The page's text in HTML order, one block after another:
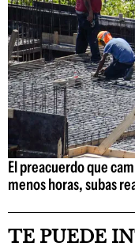
El preacuerdo que
menos horas, subas
TE PUEDE